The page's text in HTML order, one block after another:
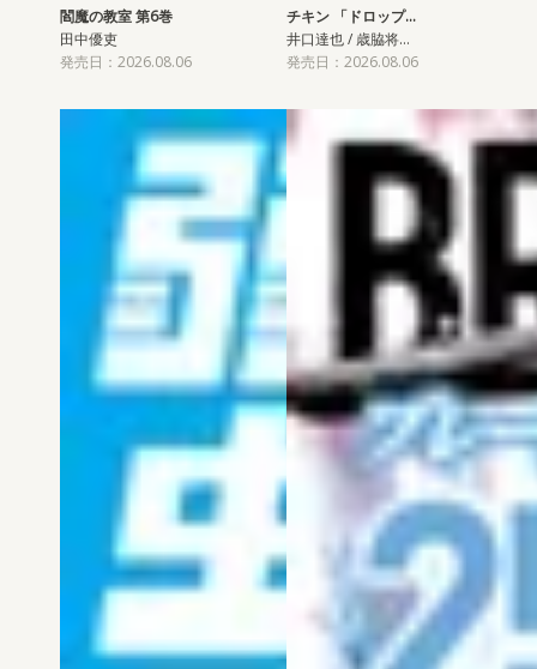
閻魔の教室 第6巻
田中優吏
発売日：2026.08.06
チキン 「ドロップ…
井口達也 / 歳脇将…
発売日：2026.08.06